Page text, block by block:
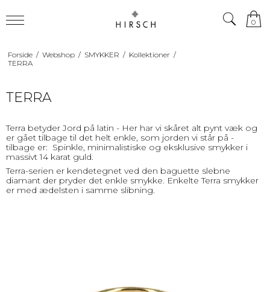
0
Forside / Webshop / SMYKKER / Kollektioner /
TERRA
TERRA
Terra betyder Jord på latin - Her har vi skåret alt pynt væk og
er gået tilbage til det helt enkle, som jorden vi står på -
tilbage er: Spinkle, minimalistiske og eksklusive smykker i
massivt 14 karat guld.
Terra-serien er kendetegnet ved den baguette slebne
diamant der pryder det enkle smykke. Enkelte Terra smykker
er med ædelsten i samme slibning.